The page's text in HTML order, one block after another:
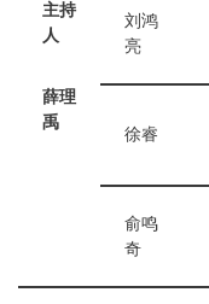
主持
人
薛理
禹
刘鸿
亮
徐睿
俞鸣
奇